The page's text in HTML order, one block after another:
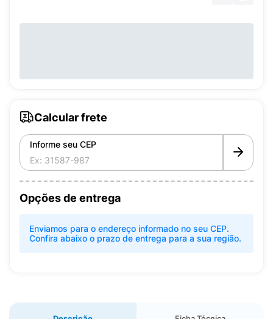
Calcular frete
Informe seu CEP
Opções de entrega
Enviamos para o endereço informado no seu CEP.
Confira abaixo o prazo de entrega para a sua região.